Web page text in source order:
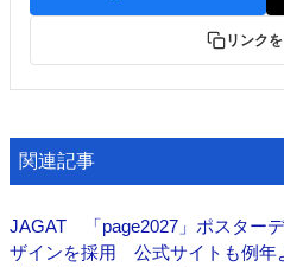
リンク
関連記事
JAGAT 「page2027」ポスター
ザインを採用 公式サイトも例年